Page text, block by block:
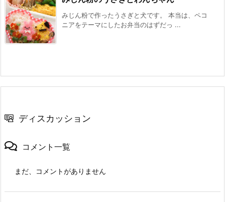
みじん粉で作ったうさぎと犬です。 本当は、ペコ
ニアをテーマにしたお弁当のはずだっ ...
ディスカッション
コメント一覧
まだ、コメントがありません